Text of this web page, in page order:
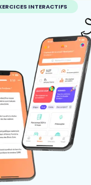
INTERACTIFS